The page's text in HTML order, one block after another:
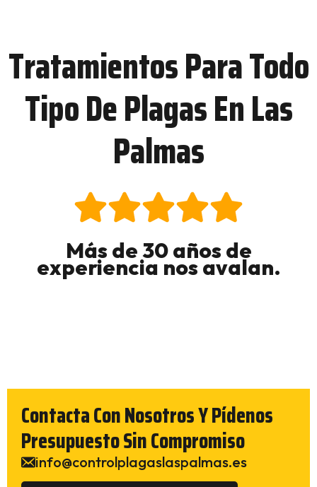
Tratamientos Para Todo
Tipo De Plagas En Las
Palmas
Más de 30 años de
experiencia nos avalan.
Contacta Con Nosotros Y Pídenos
Presupuesto Sin Compromiso
info@controlplagaslaspalmas.es